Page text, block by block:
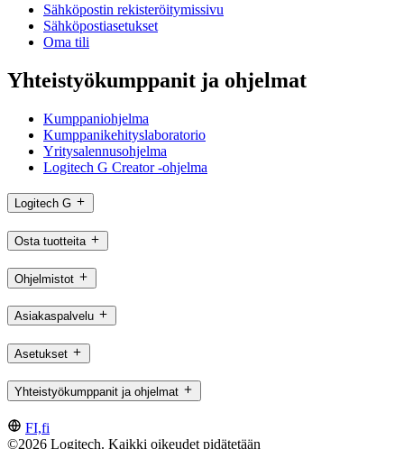
Sähköpostin rekisteröitymissivu
Sähköpostiasetukset
Oma tili
Yhteistyökumppanit ja ohjelmat
Kumppaniohjelma
Kumppanikehityslaboratorio
Yritysalennusohjelma
Logitech G Creator -ohjelma
Logitech G
Osta tuotteita
Ohjelmistot
Asiakaspalvelu
Asetukset
Yhteistyökumppanit ja ohjelmat
FI,fi
©2026 Logitech. Kaikki oikeudet pidätetään